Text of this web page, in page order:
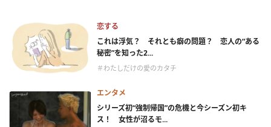
恋する
これは浮気？ それとも癖の問題？ 恋人の“ある
秘密”を知った2...
＃わたしだけの愛のカタチ
エンタメ
シリーズ初“強制帰国”の危機と今シーズン初キ
ス！ 女性が沼るモ...